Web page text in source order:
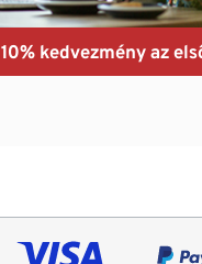
10% kedvezmény az